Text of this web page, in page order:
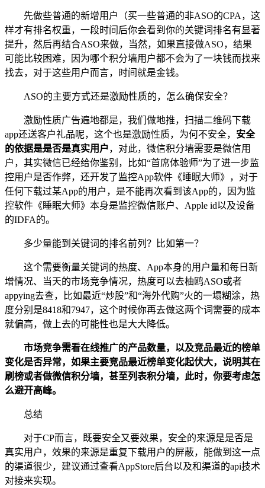
先做些普通的新增用户（买一些普通的非ASO的CPA，这
样才有排名权重，一段时间后你会看到你的关键词排名有显著
提升，然后再结合ASO来做，当然，如果直接做ASO，结果
可能比较困难，因为哪个积分墙用户都不会为了一块钱而找来
找去，对于这些用户而言，时间就是金钱。
ASO的主要方式还是激励性质的，怎么确保安全？
激励性质广告遍地都是，我们做地推，扫描二维码下载
app还送客户礼品呢，这个也是激励性质，为何不安全， 安全
的依据是是否是真实用户，对此，微信积分墙需要是微信用
户，其实微信已经给你鉴别，比如“首席体验师”为了进一步监
控用户是否作弊，还开发了监控App软件《睡眠大师》，对于
任何下载过某App的用户，是不能再次看到该App的，因为监
控软件《睡眠大师》本身是监控微信账户、Apple id以及设备
的IDFA的。
多少量能到关键词的排名前列？比如第一？
这个需要衡量关键词的热度、App本身的用户量和每日新
增情况、当天的市场竞争情况，热度可以去柚鸥ASO或者
appying去查，比如最近“炒股”和“海外代购”火的一塌糊涂，热
度分别是8418和7947，这个时候你再去做这两个词需要的成本
就偏高，做上去的可能性也是大大降低。
市场竞争需看在线推广的产品数量，以及竞品最近的榜单
变化是否异常，如果主要竞品最近榜单变化起伏大，说明其在
刷榜或者做微信积分墙，甚至列表积分墙，此时，你要考虑怎
么避开高峰。
总结
对于CP而言，既要安全又要效果，安全的来源是是否是
真实用户，效果的来源是重复下载用户的屏蔽，能做到这一点
的渠道很少，建议通过查看AppStore后台以及和渠道的api技术
对接来实现。